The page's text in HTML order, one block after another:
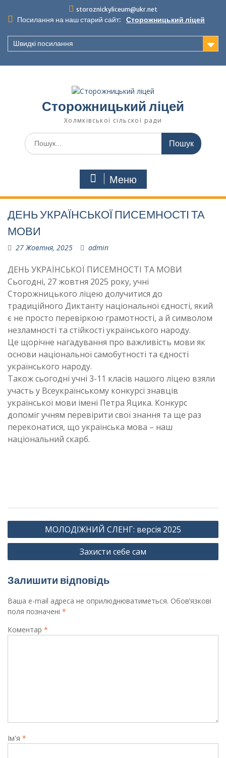
storoznickyliceum@ukr.net
Посилання на наш старий сайт: Сторожницький ліцей
Швидкі посилання
Сторожницький ліцей
Холмківської сільскої ради
Шукати:
Меню
ДЕНЬ УКРАЇНСЬКОЇ ПИСЕМНОСТІ ТА
МОВИ
27 Жовтня, 2025 admin
ДЕНЬ УКРАЇНСЬКОЇ ПИСЕМНОСТІ ТА МОВИ
Сьогодні, 27 жовтня 2025 року, учні
Сторожницького ліцею долучитися до
традиційного Диктанту національної єдності, який
є не просто перевіркою грамотності, а й символом
незламності та стійкості українського народу.
Це щорічне нагадування про важливість мови як
основи національної самобутності та єдності
українського народу.
Також сьогодні учні 3-11 класів нашого ліцею взяли
участь у Всеукраїнському конкурсі знавців
української мови імені Петра Яцика. Конкурс
допоміг учням перевірити свої знання та ще раз
переконатися, що українська мова – наш
національний скарб.
Навігація
записів
МОЛОДІЖНИЙ СЛЕНГ: версія 2025
Захисти себе сам
Залишити відповідь
Ваша e-mail адреса не оприлюднюватиметься. Обов’язкові
поля позначені *
Коментар *
Ім'я *